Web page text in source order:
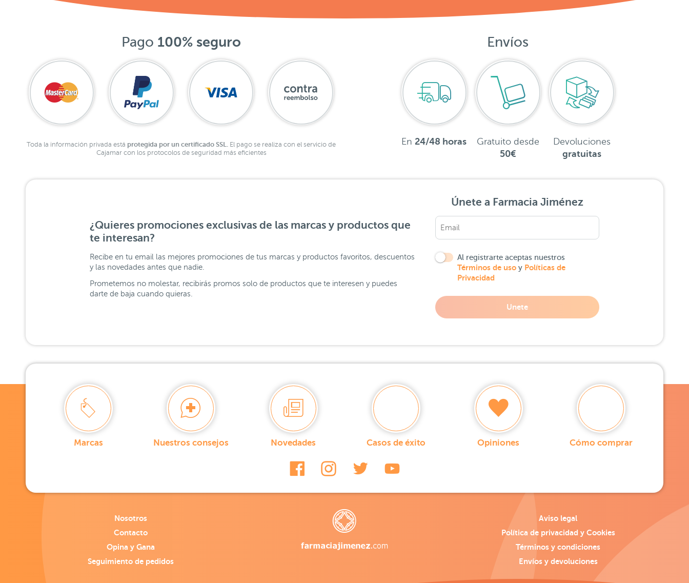
Pago 100% seguro
Toda la información privada está protegida por un certificado SSL.
El pago se realiza con el servicio de
Cajamar con los protocolos de seguridad más eficientes
Envíos
En 24/48 horas
Gratuito desde
50€
Devoluciones
gratuitas
¿Quieres promociones exclusivas de las marcas y productos que
te interesan?
Recibe en tu email las mejores promociones de tus marcas y productos favoritos, descuentos
y las novedades antes que nadie.
Prometemos no molestar, recibirás promos solo de productos que te interesen y puedes
darte de baja cuando quieras.
Únete a Farmacia Jiménez
Al registrarte aceptas nuestros
Términos de uso y Políticas de
Privacidad
Unete
Marcas Nuestros consejos Novedades Casos de éxito Opiniones Cómo comprar
Nosotros
Contacto
Opina y Gana
Seguimiento de pedidos
Aviso legal
Política de privacidad y Cookies
Términos y condiciones
Envíos y devoluciones